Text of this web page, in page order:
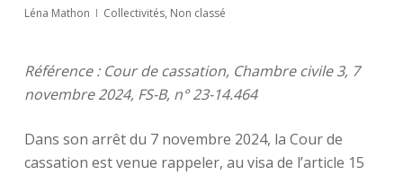
Léna Mathon Collectivités, Non classé
Référence : Cour de cassation, Chambre civile 3, 7
novembre 2024, FS-B, n° 23-14.464
Dans son arrêt du 7 novembre 2024, la Cour de
cassation est venue rappeler, au visa de l’article 15